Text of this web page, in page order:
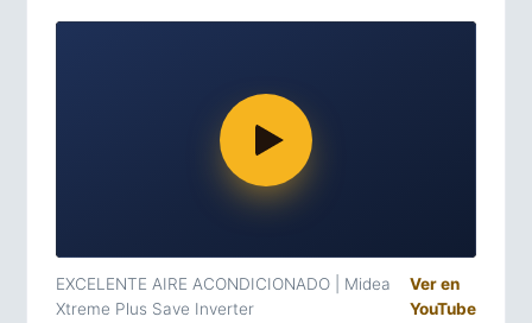
EXCELENTE AIRE ACONDICIONADO | Midea
Xtreme Plus Save Inverter
Ver en
YouTube